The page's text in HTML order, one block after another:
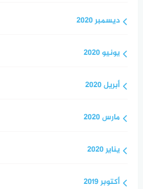
ديسمبر 2020
يونيو 2020
أبريل 2020
مارس 2020
يناير 2020
أكتوبر 2019